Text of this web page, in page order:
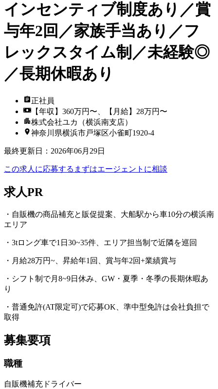
インセンティブ制度あり／賞
与年2回／家族手当あり／フ
レックスタイム制／未経験◎
／長期休暇あり
正社員
【年収】360万円〜、【月給】28万円〜
株式会社ユカ（横浜南支店）
神奈川県横浜市戸塚区小雀町1920-4
最終更新日 ： 2026年06月29日
この求人に応募する まずはエージェントに相談
求人PR
・自販機の商品補充と販促提案、大船駅から車10分の横浜南
エリア
・3tロング車で1日30~35件、エリア担当制で近隣を巡回
・月給28万円~、昇給年1回、賞与年2回+業績賞与
・シフト制で月8~9日休み、GW・夏季・冬季の長期休暇あ
り
・普通免許(AT限定可)で応募OK、準中型免許は会社負担で
取得
募集要項
職種
自販機補充ドライバー